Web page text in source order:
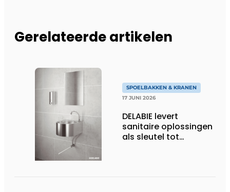
Gerelateerde artikelen
SPOELBAKKEN & KRANEN
17 JUNI 2026
DELABIE levert
sanitaire oplossingen
als sleutel tot